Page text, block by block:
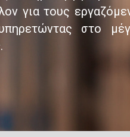
για τους
στο